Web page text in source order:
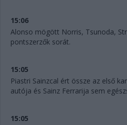
15:06
Alonso mögött Norris, Tsunoda,
pontszerzők sorát.
15:05
Piastri Sainzcal ért össze az első
autója és Sainz Ferrarija sem
15:05